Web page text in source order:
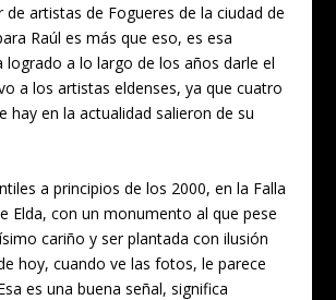
artistas de Fogueres de la ciudad de
Raúl es más que eso, es esa
logrado a lo largo de los años darle el
a los artistas eldenses, ya que cuatro
hay en la actualidad salieron de su
a principios de los 2000, en la Falla
Elda, con un monumento al que pese
cariño y ser plantada con ilusión
hoy, cuando ve las fotos, le parece
es una buena señal, significa